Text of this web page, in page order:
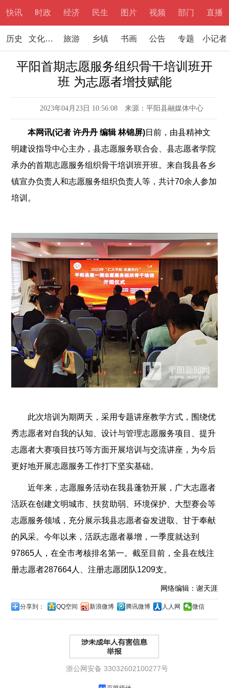
快讯 时政 经济 民生 图片 视频 部门 直播
历史 文化文学 旅游 乡镇 书画 公告 专题 小记者
平阳首期志愿服务组织骨干培训班开
班 为志愿者增技赋能
2023年04月23日 10:56:08 来源：平阳县融媒体中心
本网讯(记者 许丹丹 编辑 林锦屏)日前，由县精神文
明建设指导中心主办，县志愿服务联合会、县志愿者学院
承办的首期志愿服务组织骨干培训班开班。来自我县各乡
镇宣办负责人和志愿服务组织负责人等，共计70余人参加
培训。
此次培训为期两天，采用专题讲座教学方式，围绕优
秀志愿者对自我的认知、设计与管理志愿服务项目、提升
志愿者大赛项目技巧等方面开展培训与交流讲座，为今后
更好地开展志愿服务工作打下坚实基础。
近年来，志愿服务活动在我县蓬勃开展，广大志愿者
活跃在创建文明城市、扶贫助弱、环境保护、大型赛会等
志愿服务领域，充分展示我县志愿者奋发进取、甘于奉献
的风采。今年以来，活跃志愿者暴增，一季度就达到
97865人，在全市考核排名第一。截至目前，全县在线注
册志愿者287664人、注册志愿团队1209支。
网络编辑：谢天涯
分享到： QQ空间 新浪微博 腾讯微博 人人网 微信
浙公网安备 33032602100277号